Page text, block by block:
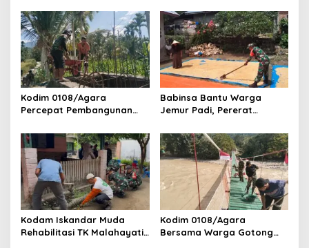
Jembatan Gantung di Ds.
Lawe Ger Ger, Aceh
Tenggara
Pangdam IM Cup 2026
Kodim 0108/Agara
Percepat Pembangunan
di Ds. Kuta Ujung, Aceh
Tenggara
Babinsa Bantu Warga
Jemur Padi, Pererat
Lhok
Kodam Iskandar Muda
Rehabilitasi TK Malahayati
Kodim 0108/Agara
Bersama Warga Gotong